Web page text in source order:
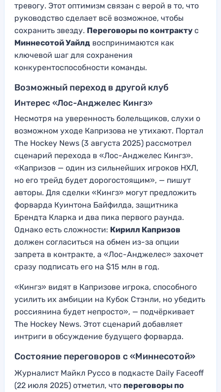
тревогу. Этот оптимизм связан с верой в то, что
руководство сделает всё возможное, чтобы
сохранить звезду. Переговоры по контракту с
Миннесотой Уайлд воспринимаются как
ключевой шаг для сохранения
конкурентоспособности команды.
Возможный переход в другой клуб
Интерес «Лос-Анджелес Кингз»
Несмотря на уверенность болельщиков, слухи о
возможном уходе Капризова не утихают. Портал
The Hockey News (3 августа 2025) рассмотрел
сценарий перехода в «Лос-Анджелес Кингз».
«Капризов — один из сильнейших игроков НХЛ,
но его трейд будет дорогостоящим», — пишут
авторы. Для сделки «Кингз» могут предложить
форварда Куинтона Байфилда, защитника
Брендта Кларка и два пика первого раунда.
Однако есть сложности: Кирилл Капризов
должен согласиться на обмен из-за опции
запрета в контракте, а «Лос-Анджелес» захочет
сразу подписать его на $15 млн в год.
«Кингз» видят в Капризове игрока, способного
усилить их амбиции на Кубок Стэнли, но убедить
россиянина будет непросто», — подчёркивает
The Hockey News. Этот сценарий добавляет
интриги в обсуждение будущего форварда.
Состояние переговоров с «Миннесотой»
Журналист Майкл Руссо в подкасте Daily Faceoff
(22 июля 2025) отметил, что переговоры по